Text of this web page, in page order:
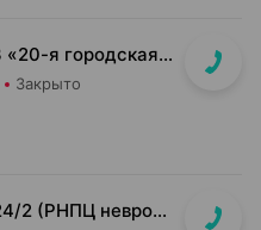
ул. Ольшевского, д. 29/2 (УЗ «20-я городская детская п-ка»)
Закрыто
ул. Франциска Скорины, д. 24/2 (РНПЦ неврологии и нейрохирургии)